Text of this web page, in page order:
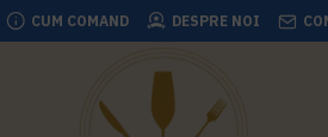
CUM COMAND DESPRE NOI